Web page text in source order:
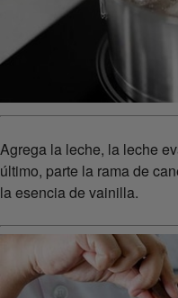
Agrega la leche, la leche
último, parte la rama de
la esencia de vainilla.